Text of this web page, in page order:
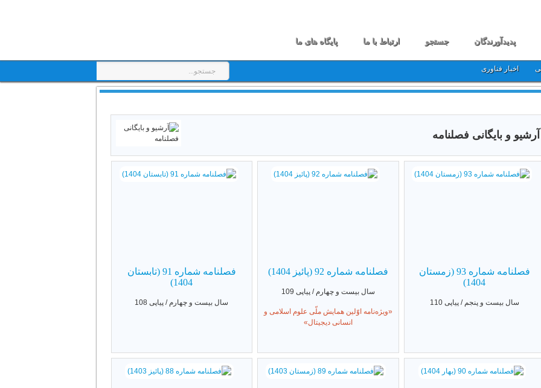
پدیدآورندگان جستجو ارتباط با ما پایگاه های ما
اخبار فناوری
آرشیو و بایگانی فصلنامه
فصلنامه شماره 93 (زمستان
1404)
سال بیست و پنجم / پیاپی 110
فصلنامه شماره 92 (پائیز 1404)
سال بیست و چهارم / پیاپی 109
«ویژه‌نامه اوّلین همایش ملّی علوم اسلامی و
انسانی دیجیتال»
فصلنامه شماره 91 (تابستان
1404)
سال بیست و چهارم / پیاپی 108